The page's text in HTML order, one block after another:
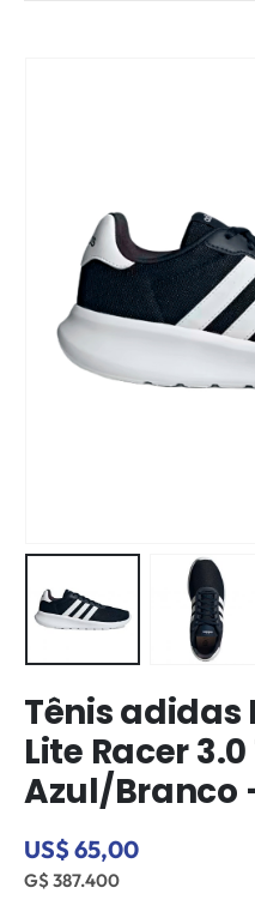
Tênis
Lite Racer 3.0
Azul/Branco
US$ 65,00
G$ 387.400